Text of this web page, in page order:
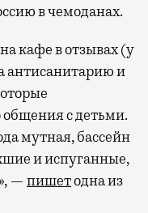
в чемоданах.
кафе в отзывах (у
антисанитарию и
с детьми.
мутная, бассейн
и испуганные,
— пишетодна из